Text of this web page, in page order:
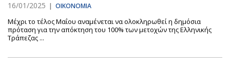
16/01/2025 | ΟΙΚΟΝΟΜΙΑ
Μέχρι το τέλος Μαΐου αναμένεται να ολοκληρωθεί η δημόσια
πρόταση για την απόκτηση του 100% των μετοχών της Ελληνικής
Τράπεζας ...